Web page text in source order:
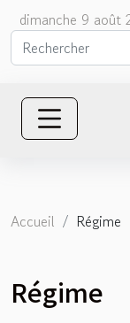
dimanche 9 août
Accueil Régime
Régime